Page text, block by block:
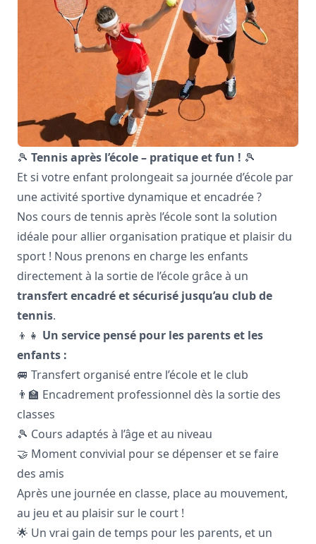
🎾 Tennis après l’école – pratique et fun ! 🎾
Et si votre enfant prolongeait sa journée d’école par
une activité sportive dynamique et encadrée ?
Nos cours de tennis après l’école sont la solution
idéale pour allier organisation pratique et plaisir du
sport ! Nous prenons en charge les enfants
directement à la sortie de l’école grâce à un
transfert encadré et sécurisé jusqu’au club de
tennis.
👦👧 Un service pensé pour les parents et les
enfants :
🚐 Transfert organisé entre l’école et le club
👨‍🏫 Encadrement professionnel dès la sortie des
classes
🎾 Cours adaptés à l’âge et au niveau
🤝 Moment convivial pour se dépenser et se faire
des amis
Après une journée en classe, place au mouvement,
au jeu et au plaisir sur le court !
🌟 Un vrai gain de temps pour les parents, et un